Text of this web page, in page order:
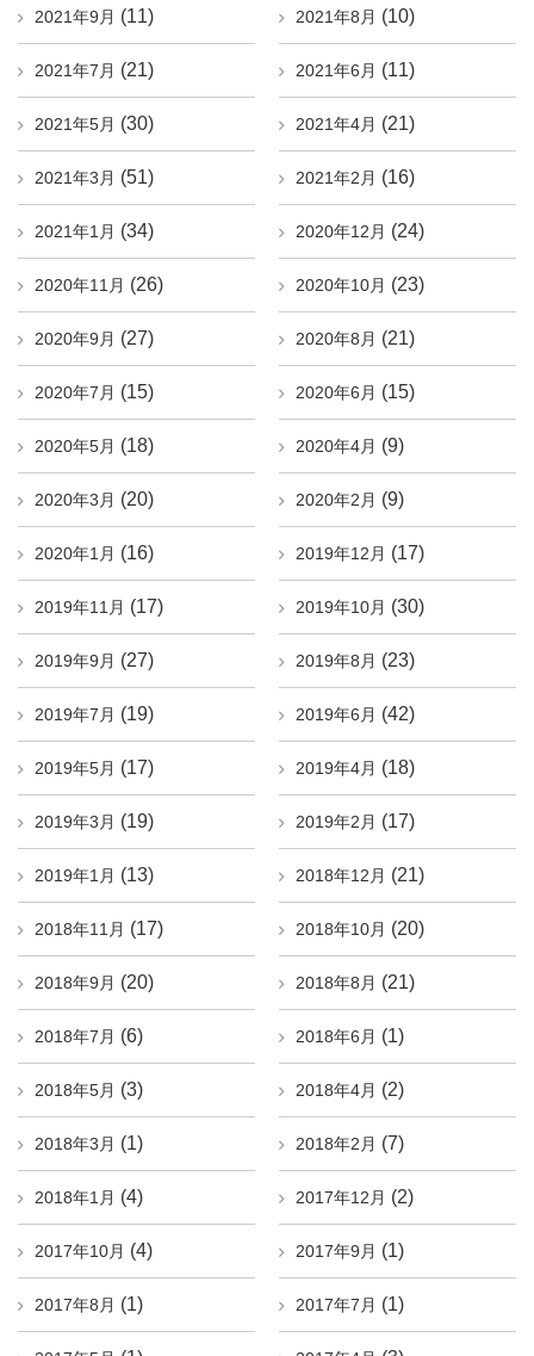
2021年9月 (11) 2021年8月 (10)
2021年7月 (21) 2021年6月 (11)
2021年5月 (30) 2021年4月 (21)
2021年3月 (51) 2021年2月 (16)
2021年1月 (34) 2020年12月 (24)
2020年11月 (26) 2020年10月 (23)
2020年9月 (27) 2020年8月 (21)
2020年7月 (15) 2020年6月 (15)
2020年5月 (18) 2020年4月 (9)
2020年3月 (20) 2020年2月 (9)
2020年1月 (16) 2019年12月 (17)
2019年11月 (17) 2019年10月 (30)
2019年9月 (27) 2019年8月 (23)
2019年7月 (19) 2019年6月 (42)
2019年5月 (17) 2019年4月 (18)
2019年3月 (19) 2019年2月 (17)
2019年1月 (13) 2018年12月 (21)
2018年11月 (17) 2018年10月 (20)
2018年9月 (20) 2018年8月 (21)
2018年7月 (6) 2018年6月 (1)
2018年5月 (3) 2018年4月 (2)
2018年3月 (1) 2018年2月 (7)
2018年1月 (4) 2017年12月 (2)
2017年10月 (4) 2017年9月 (1)
2017年8月 (1) 2017年7月 (1)